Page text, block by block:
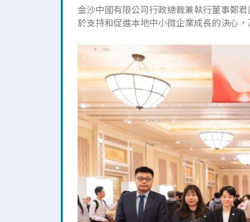
金沙中國有限公司行政總裁兼執行董事鄭
於支持和促進本地中小微企業成長的決心